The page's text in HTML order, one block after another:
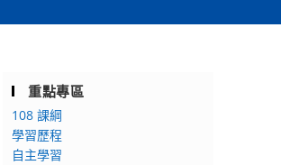
重點專區
108 課綱
學習歷程
自主學習